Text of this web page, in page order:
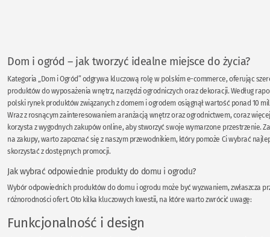
Dom i ogród – jak tworzyć idealne miejsce do życia?
Kategoria „Dom i Ogród” odgrywa kluczową rolę w polskim e-commerce, oferując
produktów do wyposażenia wnętrz, narzędzi ogrodniczych oraz dekoracji. Według
polski rynek produktów związanych z domem i ogrodem osiągnął wartość ponad 10
Wraz z rosnącym zainteresowaniem aranżacją wnętrz oraz ogrodnictwem, coraz
korzysta z wygodnych zakupów online, aby stworzyć swoje wymarzone przestrzenie.
na zakupy, warto zapoznać się z naszym przewodnikiem, który pomoże Ci wybrać
skorzystać z dostępnych promocji.
Jak wybrać odpowiednie produkty do domu i ogrodu?
Wybór odpowiednich produktów do domu i ogrodu może być wyzwaniem, zwłaszcza
różnorodności ofert. Oto kilka kluczowych kwestii, na które warto zwrócić uwagę:
Funkcjonalność i design